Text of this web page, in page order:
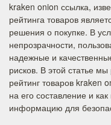
kraken onion ссылка,
рейтинга товаров
решения о покупке. В
непрозрачности,
надежные и
рисков. В этой статье
рейтинг товаров kraken
на его составление и
информацию для